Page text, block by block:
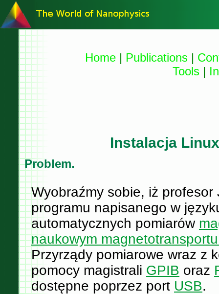
Home| Publications|
Tools |
Instalacja
Problem.
Wyobraźmy sobie, iż profesor
programu napisanego w
automatycznych pomiarów
naukowym
Przyrządy pomiarowe wraz z
pomocy magistrali GPIB oraz
dostępne poprzez port USB.